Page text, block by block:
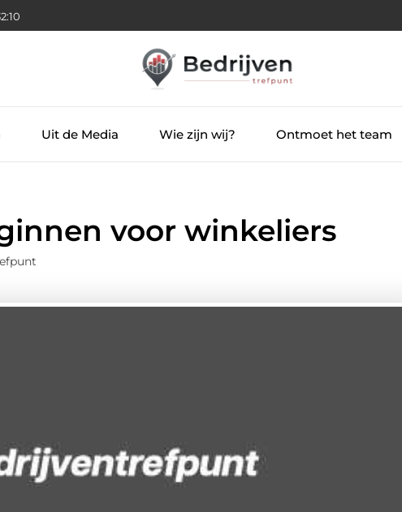
Uit de Media Wie zijn wij? Ontmoet het team
voor winkeliers